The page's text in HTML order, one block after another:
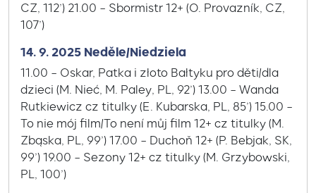
CZ, 112’) 21.00 – Sbormistr 12+ (O. Provazník, CZ,
107’)
14. 9. 2025 Neděle/Niedziela
11.00 – Oskar, Patka i złoto Bałtyku pro děti/dla
dzieci (M. Nieć, M. Paley, PL, 92’) 13.00 – Wanda
Rutkiewicz cz titulky (E. Kubarska, PL, 85’) 15.00 –
To nie mój film/To není můj film 12+ cz titulky (M.
Zbąska, PL, 99’) 17.00 – Duchoň 12+ (P. Bebjak, SK,
99’) 19.00 – Sezony 12+ cz titulky (M. Grzybowski,
PL, 100’)